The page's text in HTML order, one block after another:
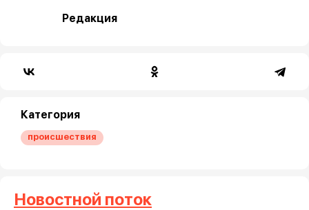
Редакция
Категория
происшествия
Новостной поток